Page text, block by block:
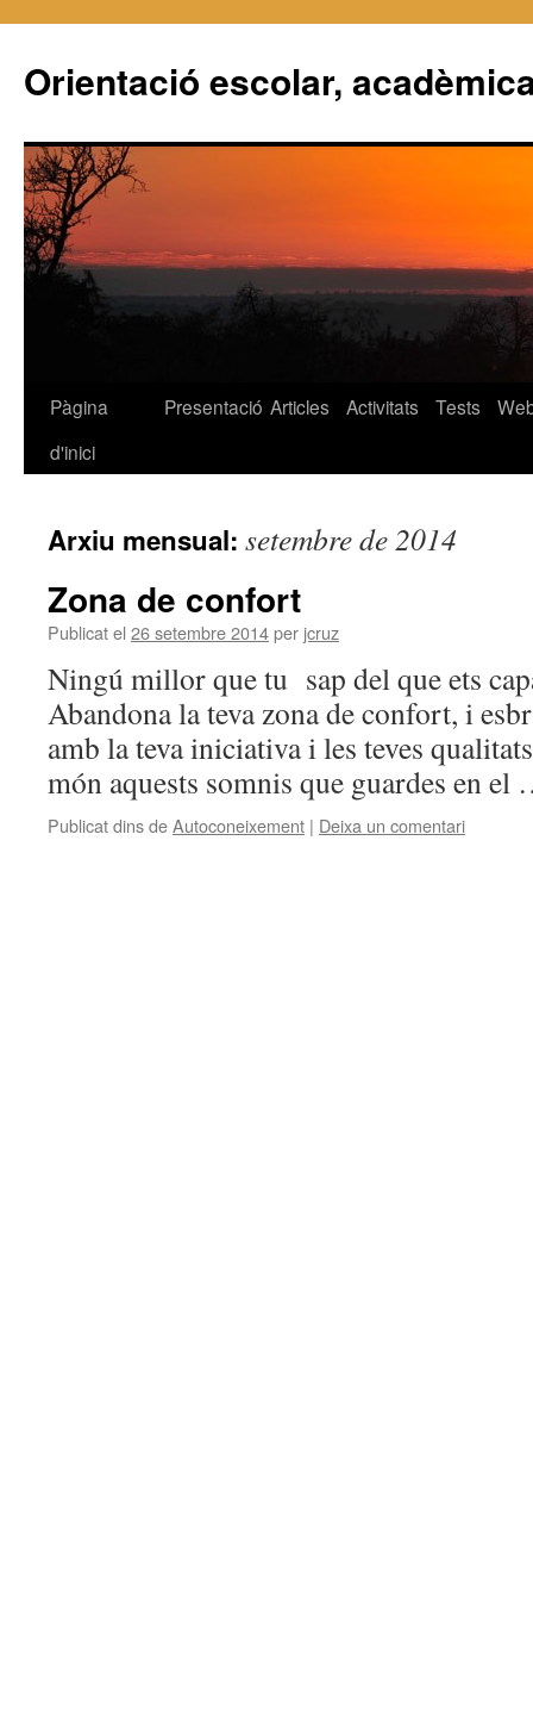
Orientació escolar,
Vés
Pàgina
d'inici
Presentació Articles Activitats Tests
Arxiu mensual: setembre de 2014
Zona de confort
Publicat el 26 setembre 2014per jcruz
Ningú millor que tu sap del que ets
Abandona la teva zona de confort, i
amb la teva iniciativa i les teves
món aquests somnis que guardes en
Publicat dins deAutoconeixement | Deixa un comentari